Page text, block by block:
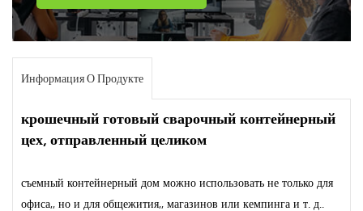
Информация О Продукте
крошечный готовый сварочный контейнерный
цех, отправленный целиком
съемный контейнерный дом можно использовать не только для
офиса,, но и для общежития,, магазинов или кемпинга и т. д..